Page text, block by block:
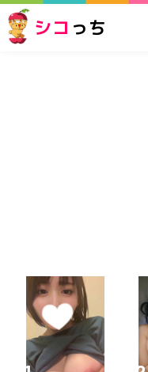
シコ っち